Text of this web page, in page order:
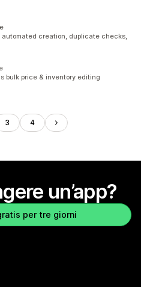
automated creation, duplicate checks,
bulk price & inventory editing
3 4
un’app?
per tre giorni